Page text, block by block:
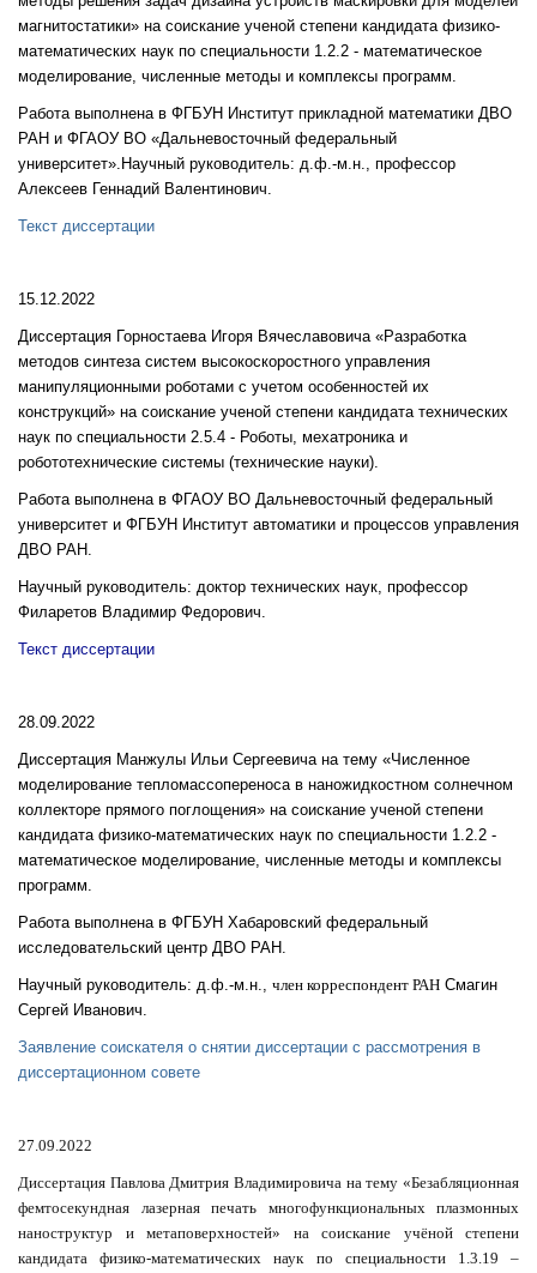
магнитостатики» на соискание ученой степени кандидата физико-
математических наук по специальности 1.2.2 - математическое
моделирование, численные методы и комплексы программ.
Работа выполнена в ФГБУН Институт прикладной математики ДВО
РАН и ФГАОУ ВО «Дальневосточный федеральный
университет». Научный руководитель: д.ф.-м.н., профессор
Алексеев Геннадий Валентинович.
Текст диссертации
15.12.2022
Диссертация Горностаева Игоря Вячеславовича «Разработка
методов синтеза систем высокоскоростного управления
манипуляционными роботами с учетом особенностей их
конструкций» на соискание ученой степени кандидата технических
наук по специальности 2.5.4 - Роботы, мехатроника и
робототехнические системы (технические науки).
Работа выполнена в ФГАОУ ВО Дальневосточный федеральный
университет и ФГБУН Институт автоматики и процессов управления
ДВО РАН.
Научный руководитель: доктор технических наук, профессор
Филаретов Владимир Федорович.
Текст диссертации
28.09.2022
Диссертация Манжулы Ильи Сергеевича на тему «Численное
моделирование тепломассопереноса в наножидкостном солнечном
коллекторе прямого поглощения» на соискание ученой степени
кандидата физико-математических наук по специальности 1.2.2 -
математическое моделирование, численные методы и комплексы
программ.
Работа выполнена в ФГБУН Хабаровский федеральный
исследовательский центр ДВО РАН.
Научный руководитель: д.ф.-м.н., член корреспондент РАН Смагин
Сергей Иванович.
Заявление соискателя о снятии диссертации с рассмотрения в
диссертационном совете
27.09.2022
Диссертация Павлова Дмитрия Владимировича на тему «Безабляционная
фемтосекундная лазерная печать многофункциональных плазмонных
наноструктур и метаповерхностей» на соискание учёной степени
кандидата физико-математических наук по специальности 1.3.19 –